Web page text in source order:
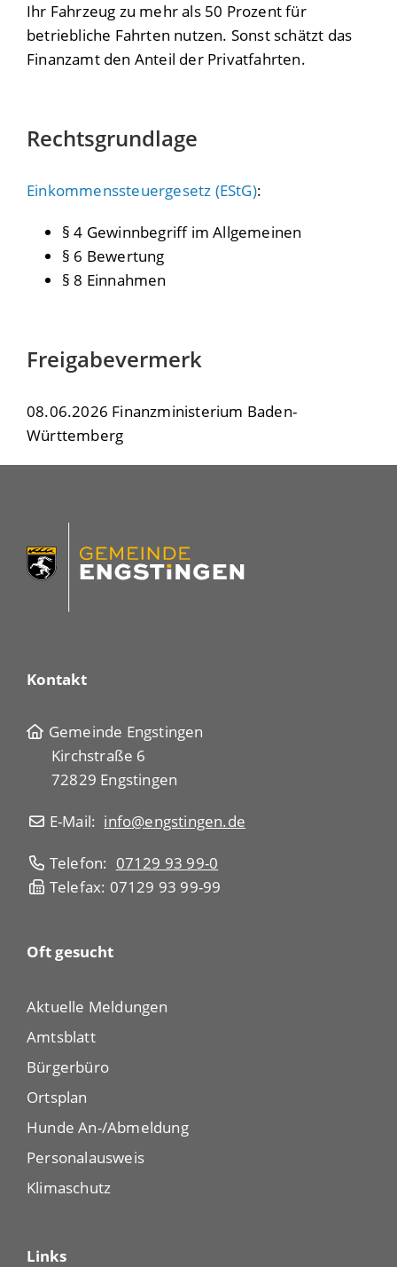
Ihr Fahrzeug zu mehr als 50 Prozent für
betriebliche Fahrten nutzen. Sonst schätzt das
Finanzamt den Anteil der Privatfahrten.
Rechtsgrundlage
Einkommenssteuergesetz (EStG):
§ 4 Gewinnbegriff im Allgemeinen
§ 6 Bewertung
§ 8 Einnahmen
Freigabevermerk
08.06.2026 Finanzministerium Baden-
Württemberg
Kontakt
Gemeinde Engstingen
Kirchstraße 6
72829 Engstingen
E-Mail: info@engstingen.de
Telefon: 07129 93 99-0
Telefax: 07129 93 99-99
Oft gesucht
Aktuelle Meldungen
Amtsblatt
Bürgerbüro
Ortsplan
Hunde An-/Abmeldung
Personalausweis
Klimaschutz
Links